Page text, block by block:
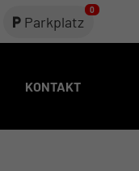
Parkplatz
0
KONTAKT